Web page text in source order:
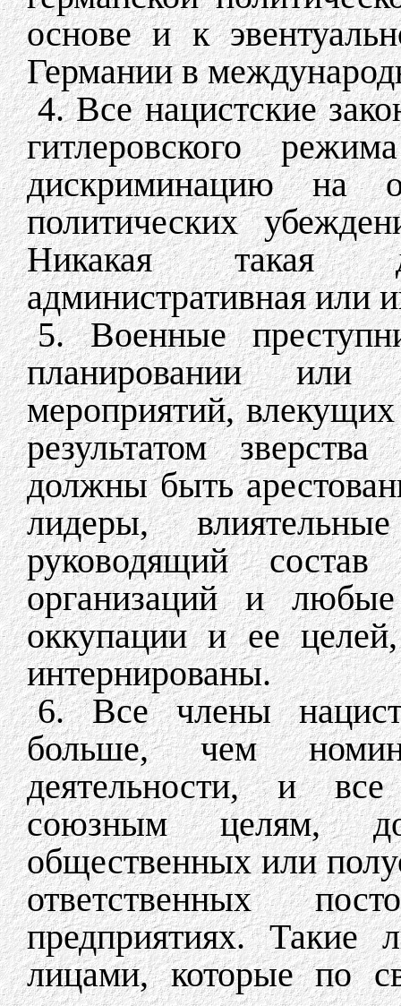
основе и к
Германии в
4. Все нацистские
гитлеровского
дискриминацию на
политических
Никакая такая
административная или
5. Военные
планировании или
мероприятий,
результатом
должны быть
лидеры,
руководящий
организаций и
оккупации и ее
интернированы.
6. Все члены
больше, чем
деятельности, и
союзным целям,
общественных или
ответственных
предприятиях.
лицами, которые по